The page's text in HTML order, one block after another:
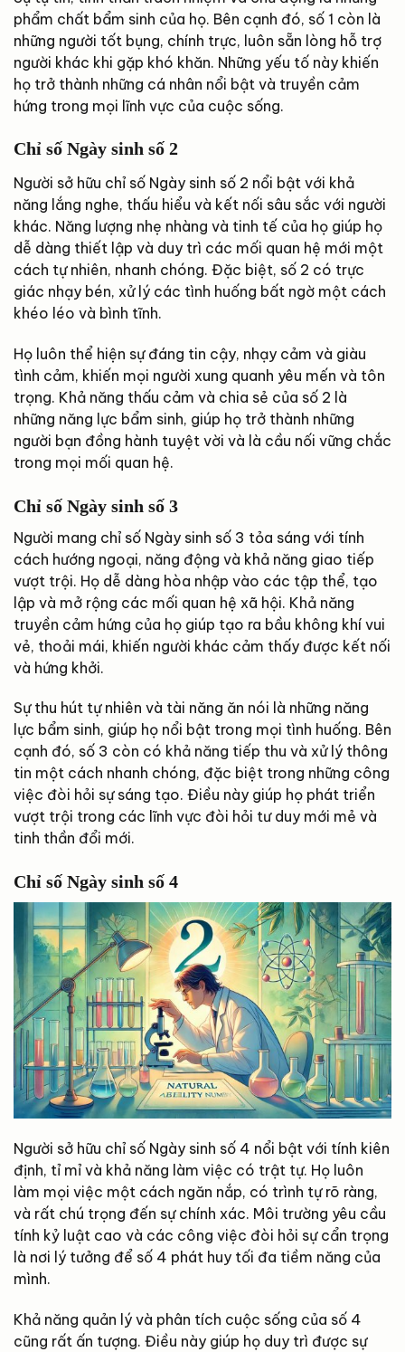
phẩm chất bẩm sinh của họ. Bên cạnh đó, số 1 còn là
những người tốt bụng, chính trực, luôn sẵn lòng hỗ trợ
người khác khi gặp khó khăn. Những yếu tố này khiến
họ trở thành những cá nhân nổi bật và truyền cảm
hứng trong mọi lĩnh vực của cuộc sống.
Chỉ số Ngày sinh số 2
Người sở hữu chỉ số Ngày sinh số 2 nổi bật với khả
năng lắng nghe, thấu hiểu và kết nối sâu sắc với người
khác. Năng lượng nhẹ nhàng và tinh tế của họ giúp họ
dễ dàng thiết lập và duy trì các mối quan hệ mới một
cách tự nhiên, nhanh chóng. Đặc biệt, số 2 có trực
giác nhạy bén, xử lý các tình huống bất ngờ một cách
khéo léo và bình tĩnh.
Họ luôn thể hiện sự đáng tin cậy, nhạy cảm và giàu
tình cảm, khiến mọi người xung quanh yêu mến và tôn
trọng. Khả năng thấu cảm và chia sẻ của số 2 là
những năng lực bẩm sinh, giúp họ trở thành những
người bạn đồng hành tuyệt vời và là cầu nối vững chắc
trong mọi mối quan hệ.
Chỉ số Ngày sinh số 3
Người mang chỉ số Ngày sinh số 3 tỏa sáng với tính
cách hướng ngoại, năng động và khả năng giao tiếp
vượt trội. Họ dễ dàng hòa nhập vào các tập thể, tạo
lập và mở rộng các mối quan hệ xã hội. Khả năng
truyền cảm hứng của họ giúp tạo ra bầu không khí vui
vẻ, thoải mái, khiến người khác cảm thấy được kết nối
và hứng khởi.
Sự thu hút tự nhiên và tài năng ăn nói là những năng
lực bẩm sinh, giúp họ nổi bật trong mọi tình huống. Bên
cạnh đó, số 3 còn có khả năng tiếp thu và xử lý thông
tin một cách nhanh chóng, đặc biệt trong những công
việc đòi hỏi sự sáng tạo. Điều này giúp họ phát triển
vượt trội trong các lĩnh vực đòi hỏi tư duy mới mẻ và
tinh thần đổi mới.
Chỉ số Ngày sinh số 4
Người sở hữu chỉ số Ngày sinh số 4 nổi bật với tính kiên
định, tỉ mỉ và khả năng làm việc có trật tự. Họ luôn
làm mọi việc một cách ngăn nắp, có trình tự rõ ràng,
và rất chú trọng đến sự chính xác. Môi trường yêu cầu
tính kỷ luật cao và các công việc đòi hỏi sự cẩn trọng
là nơi lý tưởng để số 4 phát huy tối đa tiềm năng của
mình.
Khả năng quản lý và phân tích cuộc sống của số 4
cũng rất ấn tượng. Điều này giúp họ duy trì được sự